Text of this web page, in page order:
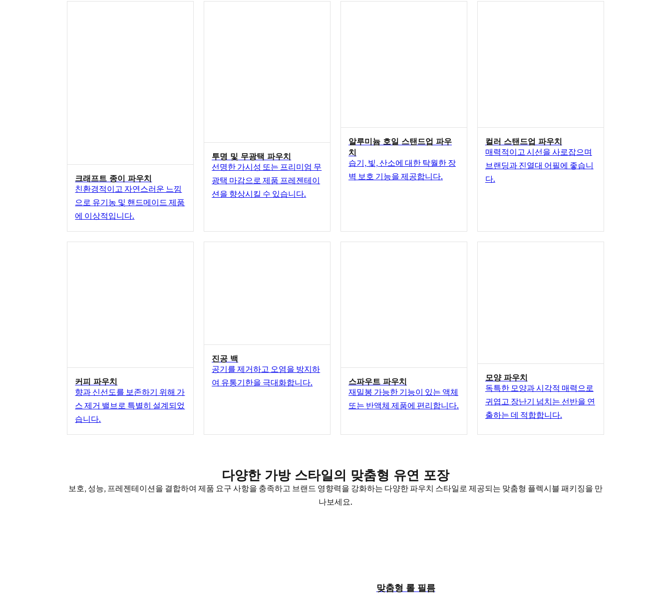
크래프트 종이 파우치
친환경적이고 자연스러운 느낌
으로 유기농 및 핸드메이드 제품
에 이상적입니다.
투명 및 무광택 파우치
선명한 가시성 또는 프리미엄 무
광택 마감으로 제품 프레젠테이
션을 향상시킬 수 있습니다.
알루미늄 호일 스탠드업 파우
치
습기, 빛, 산소에 대한 탁월한 장
벽 보호 기능을 제공합니다.
컬러 스탠드업 파우치
매력적이고 시선을 사로잡으며
브랜딩과 진열대 어필에 좋습니
다.
커피 파우치
향과 신선도를 보존하기 위해 가
스 제거 밸브로 특별히 설계되었
습니다.
진공 백
공기를 제거하고 오염을 방지하
여 유통기한을 극대화합니다.
스파우트 파우치
재밀봉 가능한 기능이 있는 액체
또는 반액체 제품에 편리합니다.
모양 파우치
독특한 모양과 시각적 매력으로
귀엽고 장난기 넘치는 선반을 연
출하는 데 적합합니다.
다양한 가방 스타일의 맞춤형 유연 포장
보호, 성능, 프레젠테이션을 결합하여 제품 요구 사항을 충족하고 브랜드 영향력을 강화하는 다양한 파우치 스타일로 제공되는 맞춤형 플렉시블 패키징을 만
나보세요.
맞춤형 롤 필름